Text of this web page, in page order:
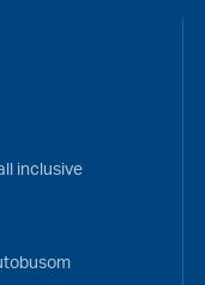
inclusive